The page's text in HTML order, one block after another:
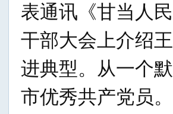
表通讯《甘当人
干部大会上介绍
进典型。从一个
市优秀共产党员